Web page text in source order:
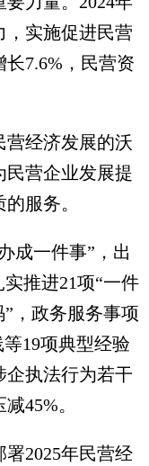
，实施促进民营
7.6%，民营资
经济发展的沃
民营企业发展提
服务。
一件事”，出
推进21项“一件
，政务服务事项
19项典型经验
企执法行为若干
45%。
2025年民营经